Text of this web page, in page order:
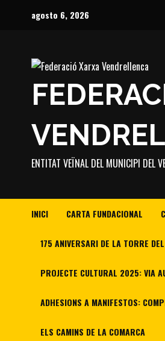
agosto 6, 2026
ENTITAT VEÏNAL DEL MUNICIPI DEL
INICI CARTA FUNDACIONAL
175 ANIVERSARI DE LA TORRE
PROJECTE CULTURAL 2025: VIA
ADHESIONS A MANIFESTOS:
ELS CAMINS DE LA COMARCA